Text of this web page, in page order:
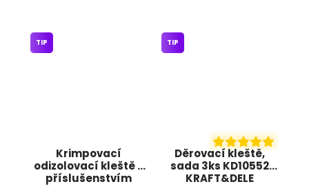
Krimpovací
odizolovací kleště s
příslušenstvím
TIP
Děrovací kleště,
sada 3ks KD10552
KRAFT&DELE
TIP